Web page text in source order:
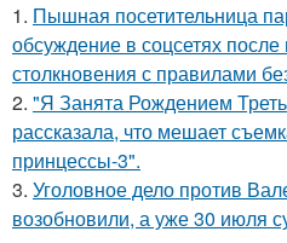
1. Пышная посетительница
обсуждение в соцсетях
столкновения с правилами
2. "Я Занята Рождением
рассказала, что мешает
принцессы-3".
3. Уголовное дело против
возобновили, а уже 30 июля